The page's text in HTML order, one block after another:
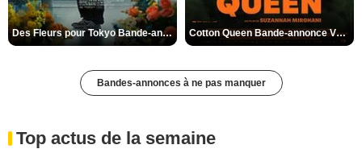
Des Fleurs pour Tokyo Bande-annonce VO STFR Cotton Queen Bande-annonce VO STFR
Bandes-annonces à ne pas manquer
Top actus de la semaine